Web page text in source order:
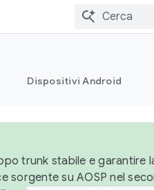
Dispositivi Android
trunk stabile e garantire
sorgente su AOSP nel